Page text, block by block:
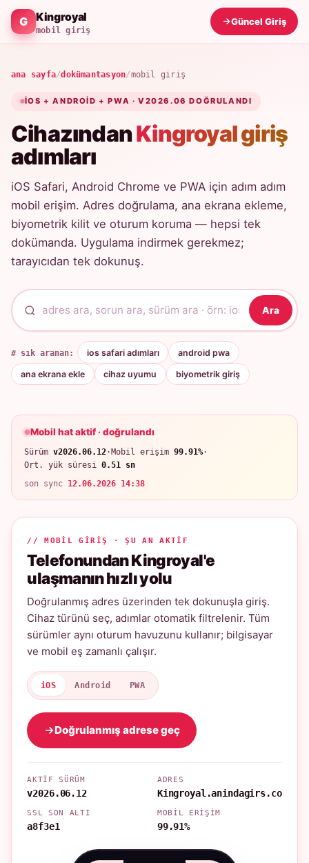
Kingroyal
mobil giriş
Güncel Giriş
ana sayfa/dokümantasyon/mobil giriş
IOS + ANDROID + PWA · V2026.06 DOĞRULANDI
CihazındanKingroyal giriş
adımları
iOS Safari, Android Chrome ve PWA için adım adım
mobil erişim. Adres doğrulama, ana ekrana ekleme,
biyometrik kilit ve oturum koruma — hepsi tek
dokümanda. Uygulama indirmek gerekmez;
tarayıcıdan tek dokunuş.
Ara
# sık aranan: ios safari adımları android pwa
ana ekrana ekle cihaz uyumu biyometrik giriş
Mobil hat aktif · doğrulandı
Sürüm v2026.06.12·Mobil erişim 99.91%·
Ort. yük süresi 0.51 sn
son sync 12.06.2026 14:38
// MOBIL GIRIŞ · ŞU AN AKTIF
Telefonundan Kingroyal'e
ulaşmanın hızlı yolu
Doğrulanmış adres üzerinden tek dokunuşla giriş.
Cihaz türünü seç, adımlar otomatik filtrelenir. Tüm
sürümler aynı oturum havuzunu kullanır; bilgisayar
ve mobil eş zamanlı çalışır.
iOS Android PWA
Doğrulanmış adrese geç
AKTIF SÜRÜM
v2026.06.12
ADRES
Kingroyal.anindagirs.co
SSL SON ALTI
a8f3e1
MOBIL ERIŞIM
99.91%